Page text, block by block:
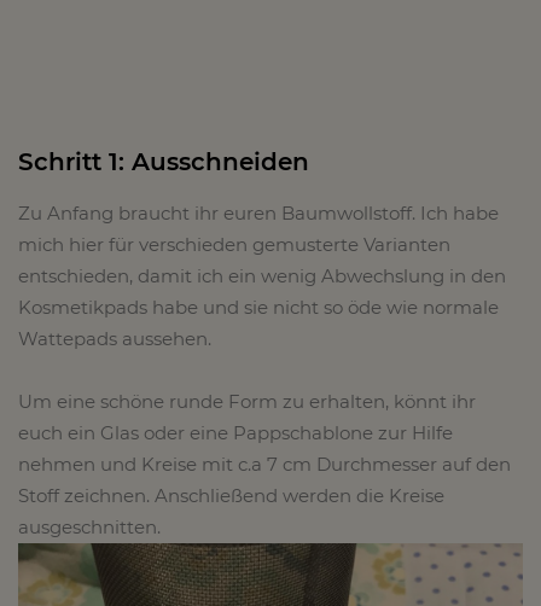
Schritt 1: Ausschneiden
Zu Anfang braucht ihr euren Baumwollstoff. Ich habe
mich hier für verschieden gemusterte Varianten
entschieden, damit ich ein wenig Abwechslung in den
Kosmetikpads habe und sie nicht so öde wie normale
Wattepads aussehen.
Um eine schöne runde Form zu erhalten, könnt ihr
euch ein Glas oder eine Pappschablone zur Hilfe
nehmen und Kreise mit c.a 7 cm Durchmesser auf den
Stoff zeichnen. Anschließend werden die Kreise
ausgeschnitten.